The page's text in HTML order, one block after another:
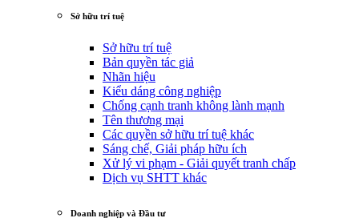
Sở hữu trí tuệ
Sở hữu trí tuệ
Bản quyền tác giả
Nhãn hiệu
Kiểu dáng công nghiệp
Chống cạnh tranh không lành mạnh
Tên thương mại
Các quyền sở hữu trí tuệ khác
Sáng chế, Giải pháp hữu ích
Xử lý vi phạm - Giải quyết tranh chấp
Dịch vụ SHTT khác
Doanh nghiệp và Đầu tư